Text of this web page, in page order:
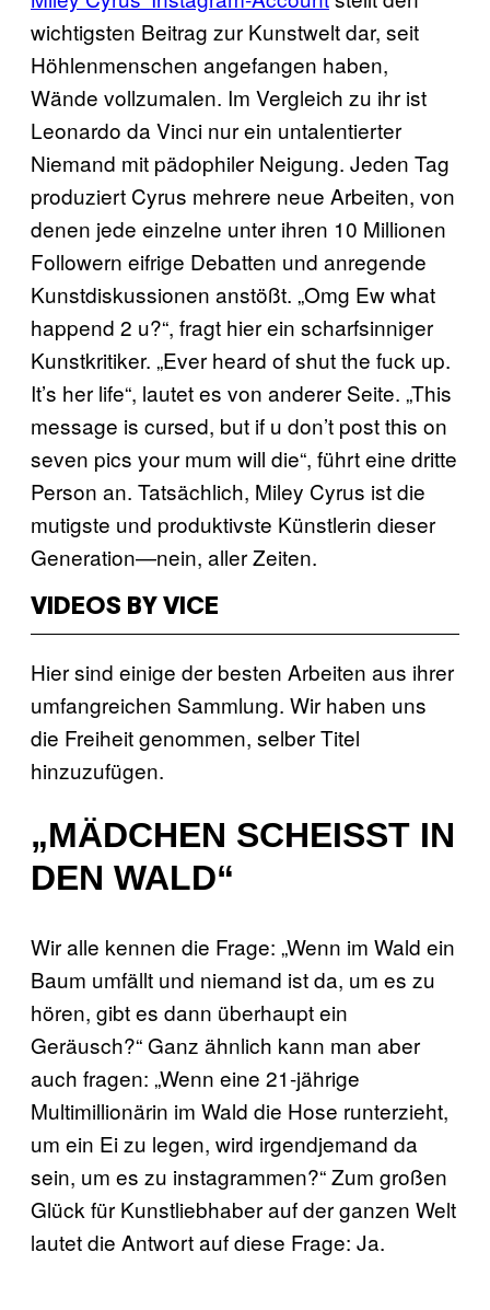
wichtigsten Beitrag zur Kunstwelt dar, seit
Höhlenmenschen angefangen haben,
Wände vollzumalen. Im Vergleich zu ihr ist
Leonardo da Vinci nur ein untalentierter
Niemand mit pädophiler Neigung. Jeden Tag
produziert Cyrus mehrere neue Arbeiten, von
denen jede einzelne unter ihren 10 Millionen
Followern eifrige Debatten und anregende
Kunstdiskussionen anstößt. „Omg Ew what
happend 2 u?“, fragt hier ein scharfsinniger
Kunstkritiker. „Ever heard of shut the fuck up.
It’s her life“, lautet es von anderer Seite. „This
message is cursed, but if u don’t post this on
seven pics your mum will die“, führt eine dritte
Person an. Tatsächlich, Miley Cyrus ist die
mutigste und produktivste Künstlerin dieser
Generation—nein, aller Zeiten.
VIDEOS BY VICE
Hier sind einige der besten Arbeiten aus ihrer
umfangreichen Sammlung. Wir haben uns
die Freiheit genommen, selber Titel
hinzuzufügen.
„MÄDCHEN SCHEISST IN D
EN WALD“
Wir alle kennen die Frage: „Wenn im Wald ein
Baum umfällt und niemand ist da, um es zu
hören, gibt es dann überhaupt ein
Geräusch?“ Ganz ähnlich kann man aber
auch fragen: „Wenn eine 21-jährige
Multimillionärin im Wald die Hose runterzieht,
um ein Ei zu legen, wird irgendjemand da
sein, um es zu instagrammen?“ Zum großen
Glück für Kunstliebhaber auf der ganzen Welt
lautet die Antwort auf diese Frage: Ja.